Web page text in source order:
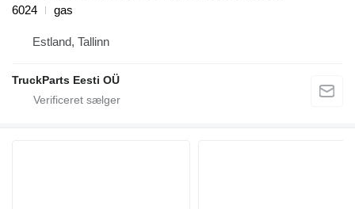
6024
gas
Estland, Tallinn
TruckParts Eesti OÜ